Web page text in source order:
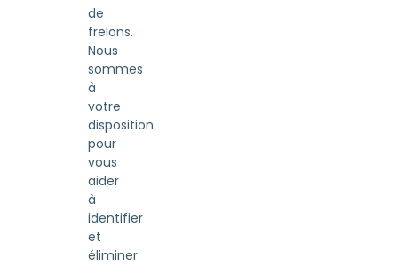
de
frelons.
Nous
sommes
à
votre
disposition
pour
vous
aider
à
identifier
et
éliminer